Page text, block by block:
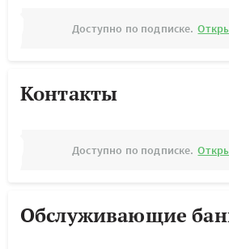
Доступно по подписке.
Контакты
Доступно по подписке.
Обслуживающие